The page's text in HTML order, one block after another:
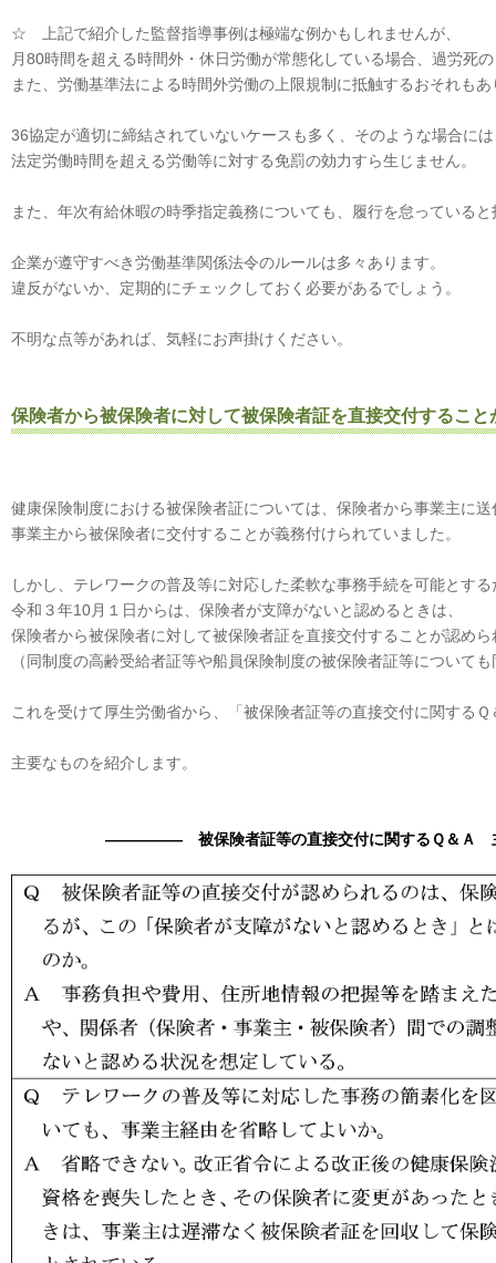
☆ 上記で紹介した監督指導事例は極端な例かもしれませんが、
月80時間を超える時間外・休日労働が常態化している場合、過労死
また、労働基準法による時間外労働の上限規制に抵触するおそれもあ
36協定が適切に締結されていないケースも多く、そのような場合に
法定労働時間を超える労働等に対する免罰の効力すら生じません。
また、年次有給休暇の時季指定義務についても、履行を怠っている
企業が遵守すべき労働基準関係法令のルールは多々あります。
違反がないか、定期的にチェックしておく必要があるでしょう。
不明な点等があれば、気軽にお声掛けください。
保険者から被保険者に対して被保険者証を直接交付するこ
健康保険制度における被保険者証については、保険者から事業主に送
事業主から被保険者に交付することが義務付けられていました。
しかし、テレワークの普及等に対応した柔軟な事務手続を可能とする
令和３年10月１日からは、保険者が支障がないと認めるときは、
保険者から被保険者に対して被保険者証を直接交付することが認め
（同制度の高齢受給者証等や船員保険制度の被保険者証等について
これを受けて厚生労働省から、「被保険者証等の直接交付に関する
主要なものを紹介します。
――――― 被保険者証等の直接交付に関するＱ＆